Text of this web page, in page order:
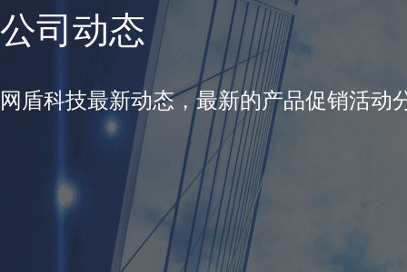
公司动态
网盾科技最新动态，最新的产品促销活